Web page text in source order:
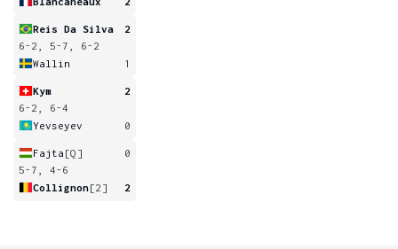
Reis Da Silva
2
6-2, 5-7, 6-2
Wallin
1
Kym
2
6-2, 6-4
Yevseyev
0
Fajta [Q]
0
5-7, 4-6
Collignon[2] 2